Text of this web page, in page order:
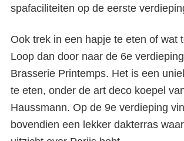
spafaciliteiten op de eerste
Ook trek in een hapje te eten of wat
Loop dan door naar de 6e
Brasserie Printemps. Het is een
te eten, onder de art deco koepel
Haussmann. Op de 9e verdieping
bovendien een lekker dakterras